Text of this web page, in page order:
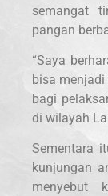
semangat
pangan
“Saya
bisa
bagi
di wilayah
Sementara
kunjungan
menyebut